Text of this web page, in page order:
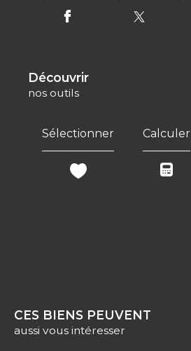
découvrir
nos outils
Sélectionner Calculer
CES BIENS PEUVENT
aussi vous intéresser